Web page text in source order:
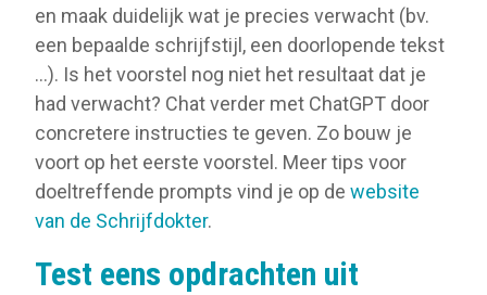
en maak duidelijk wat je precies verwacht (bv.
een bepaalde schrijfstijl, een doorlopende tekst
…). Is het voorstel nog niet het resultaat dat je
had verwacht? Chat verder met ChatGPT door
concretere instructies te geven. Zo bouw je
voort op het eerste voorstel. Meer tips voor
doeltreffende prompts vind je op de website
van de Schrijfdokter.
Test eens opdrachten uit